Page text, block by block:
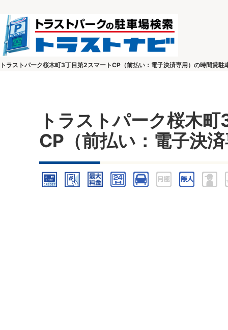
トラストパーク桜木町3丁目第2スマートCP（前払い：電子決済専用）の時間貸
トラストパーク桜木
CP（前払い：電子決